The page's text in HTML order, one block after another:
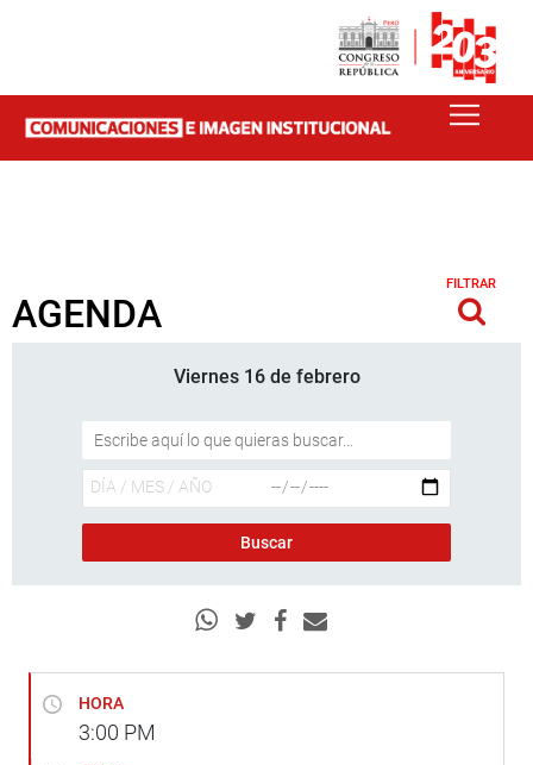
AGENDA
FILTRAR
Viernes 16 de febrero
HORA
3:00 PM